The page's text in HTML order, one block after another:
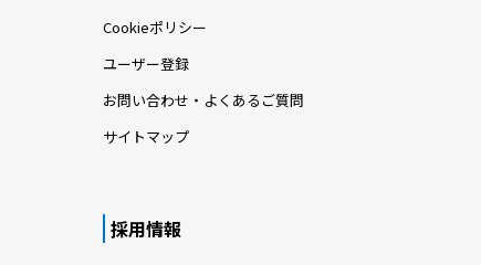
Cookieポリシー
ユーザー登録
お問い合わせ・よくあるご質問
サイトマップ
採用情報